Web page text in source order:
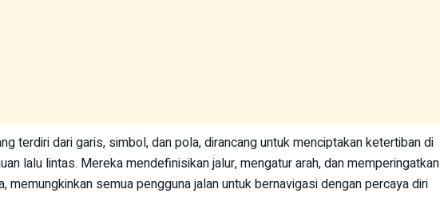
terdiri dari garis, simbol, dan pola, dirancang untuk menciptakan ketertiban di
lalu lintas. Mereka mendefinisikan jalur, mengatur arah, dan memperingatkan
memungkinkan semua pengguna jalan untuk bernavigasi dengan percaya diri